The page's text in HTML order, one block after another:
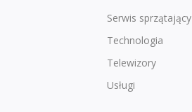
Serwis sprzątający
Technologia
Telewizory
Usługi